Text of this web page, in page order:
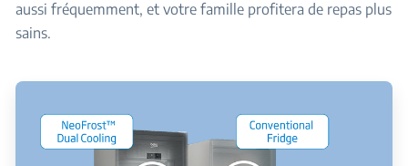
aussi fréquemment, et votre famille profitera de repas plus
sains.